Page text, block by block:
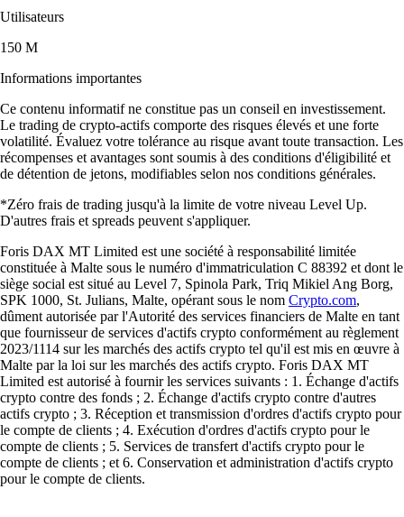
Utilisateurs
150 M
Informations importantes
Ce contenu informatif ne constitue pas un conseil en investissement.
Le trading de crypto-actifs comporte des risques élevés et une forte
volatilité. Évaluez votre tolérance au risque avant toute transaction. Les
récompenses et avantages sont soumis à des conditions d'éligibilité et
de détention de jetons, modifiables selon nos conditions générales.
*Zéro frais de trading jusqu'à la limite de votre niveau Level Up.
D'autres frais et spreads peuvent s'appliquer.
Foris DAX MT Limited est une société à responsabilité limitée
constituée à Malte sous le numéro d'immatriculation C 88392 et dont le
siège social est situé au Level 7, Spinola Park, Triq Mikiel Ang Borg,
SPK 1000, St. Julians, Malte, opérant sous le nom Crypto.com,
dûment autorisée par l'Autorité des services financiers de Malte en tant
que fournisseur de services d'actifs crypto conformément au règlement
2023/1114 sur les marchés des actifs crypto tel qu'il est mis en œuvre à
Malte par la loi sur les marchés des actifs crypto. Foris DAX MT
Limited est autorisé à fournir les services suivants : 1. Échange d'actifs
crypto contre des fonds ; 2. Échange d'actifs crypto contre d'autres
actifs crypto ; 3. Réception et transmission d'ordres d'actifs crypto pour
le compte de clients ; 4. Exécution d'ordres d'actifs crypto pour le
compte de clients ; 5. Services de transfert d'actifs crypto pour le
compte de clients ; et 6. Conservation et administration d'actifs crypto
pour le compte de clients.